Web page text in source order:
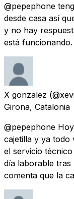
@pepephone
desde casa así
y no hay
está
X gonzalez
Girona, Catalonia
@pepephone
cajetilla y ya
el servicio
día laborable tras
comenta que la